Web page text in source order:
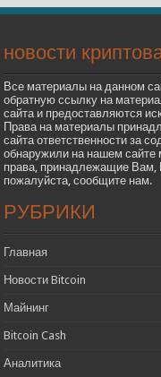
новости
Все материалы на данном
обратную ссылку на
сайта и предоставляются
Права на материалы
сайта ответственности за
обнаружили на нашем сайте
права, принадлежащие Вам,
пожалуйста, сообщите нам.
РУБРИКИ
Главная
Новости Bitcoin
Майнинг
Bitcoin Cash
Аналитика